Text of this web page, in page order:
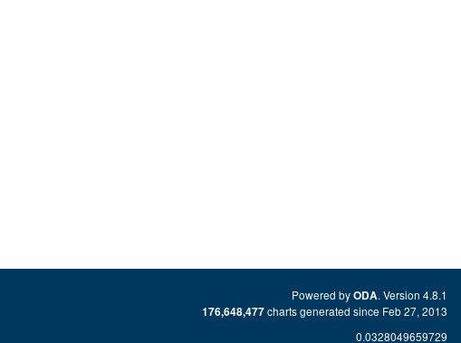
Powered byODA. Version 4.8.1
176,648,477charts generated since Feb 27, 2013
0.0328049659729